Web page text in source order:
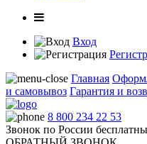
Вход
Главная
и самовывоз Гарантия и
8 800 234 22 53
Звонок по России